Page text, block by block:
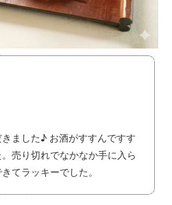
ました♪ お酒がすすんですす
売り切れでなかなか手に入ら
てラッキーでした。